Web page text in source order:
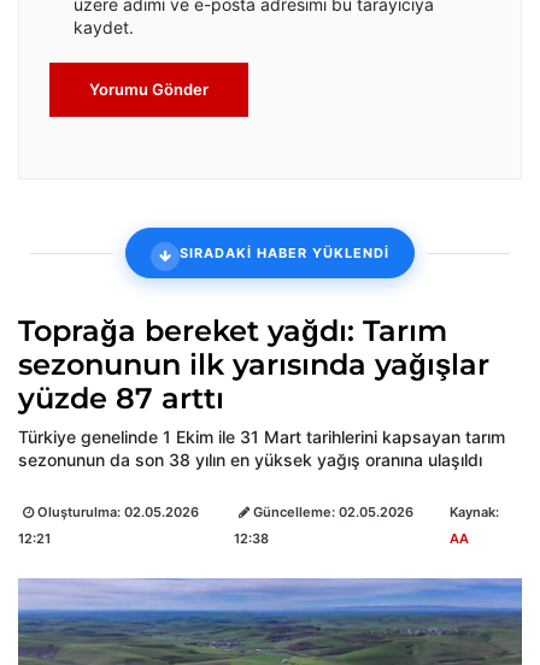
üzere adımı ve e-posta adresimi bu tarayıcıya
kaydet.
Yorumu Gönder
SIRADAKİ HABER YÜKLENDİ
Toprağa bereket yağdı: Tarım
sezonunun ilk yarısında yağışlar
yüzde 87 arttı
Türkiye genelinde 1 Ekim ile 31 Mart tarihlerini kapsayan tarım
sezonunun da son 38 yılın en yüksek yağış oranına ulaşıldı
Oluşturulma: 02.05.2026
12:21
Güncelleme: 02.05.2026
12:38
Kaynak:
AA